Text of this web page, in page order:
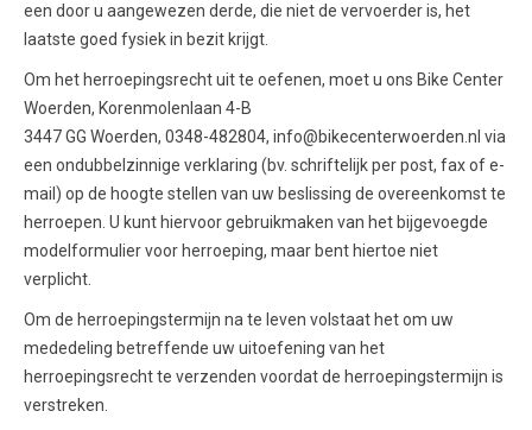
een door u aangewezen derde, die niet de vervoerder is, het
laatste goed fysiek in bezit krijgt.
Om het herroepingsrecht uit te oefenen, moet u ons Bike Center
Woerden, Korenmolenlaan 4-B
3447 GG Woerden, 0348-482804, info@bikecenterwoerden.nl via
een ondubbelzinnige verklaring (bv. schriftelijk per post, fax of e-
mail) op de hoogte stellen van uw beslissing de overeenkomst te
herroepen. U kunt hiervoor gebruikmaken van het bijgevoegde
modelformulier voor herroeping, maar bent hiertoe niet
verplicht.
Om de herroepingstermijn na te leven volstaat het om uw
mededeling betreffende uw uitoefening van het
herroepingsrecht te verzenden voordat de herroepingstermijn is
verstreken.